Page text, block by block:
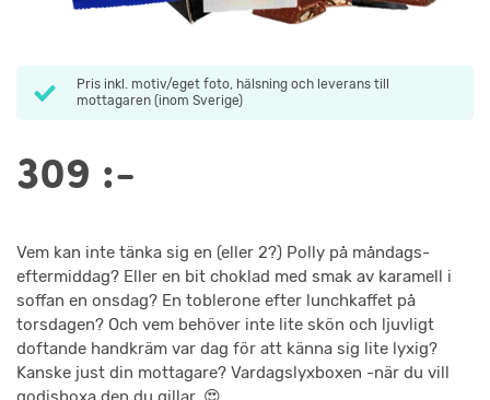
Vem kan inte tänka sig en (eller 2?) Polly på måndags-
eftermiddag? Eller en bit choklad med smak av karamell i
soffan en onsdag? En toblerone efter lunchkaffet på
torsdagen? Och vem behöver inte lite skön och ljuvligt
doftande handkräm var dag för att känna sig lite lyxig?
Kanske just din mottagare? Vardagslyxboxen -när du vill
Pris inkl. motiv/eget foto, hälsning och leverans till
mottagaren (inom Sverige)
309 :-